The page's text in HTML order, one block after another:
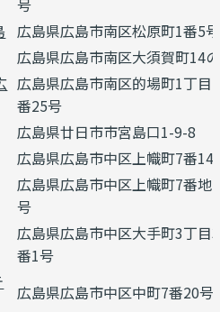
号
広島県広島市南区松原町1番5号
広島県広島市南区大須賀町14
広島県広島市南区的場町1丁目1
番25号
広島県廿日市市宮島口1-9-8
広島県広島市中区上幟町7番14
広島県広島市中区上幟町7番地1
号
広島県広島市中区大手町3丁目3
番1号
広島県広島市中区中町7番20号